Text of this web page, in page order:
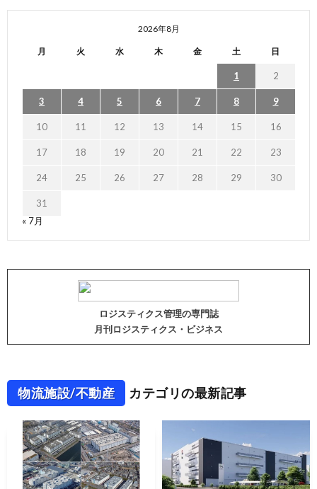
2026年8月
月 火 水 木 金 土 日
1 2
3 4 5 6 7 8 9
10 11 12 13 14 15 16
17 18 19 20 21 22 23
24 25 26 27 28 29 30
31
« 7月
ロジスティクス管理の専門誌
月刊ロジスティクス・ビジネス
物流施設/不動産 カテゴリの最新記事